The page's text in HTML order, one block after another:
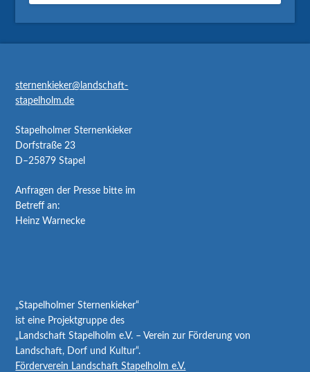
sternenkieker@landschaft-
stapelholm.de
Stapelholmer Sternenkieker
Dorfstraße 23
D–25879 Stapel
Anfragen der Presse bitte im
Betreff an:
Heinz Warnecke
„Stapelholmer Sternenkieker“
ist eine Projektgruppe des
„Landschaft Stapelholm e.V. – Verein zur Förderung von
Landschaft, Dorf und Kultur“.
Förderverein Landschaft Stapelholm e.V.